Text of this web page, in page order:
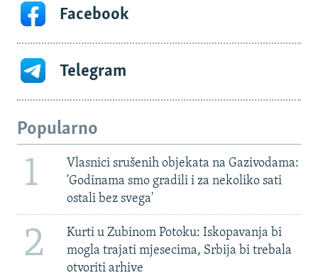
Facebook
Telegram
Popularno
1
Vlasnici srušenih objekata na Gazivodama:
'Godinama smo gradili i za nekoliko sati
ostali bez svega'
2
Kurti u Zubinom Potoku: Iskopavanja bi
mogla trajati mjesecima, Srbija bi trebala
otvoriti arhive